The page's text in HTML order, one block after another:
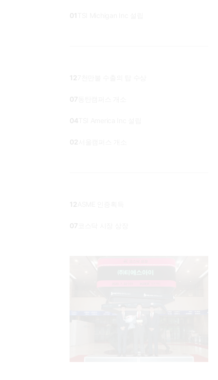
01
12
07
04
02
12
07